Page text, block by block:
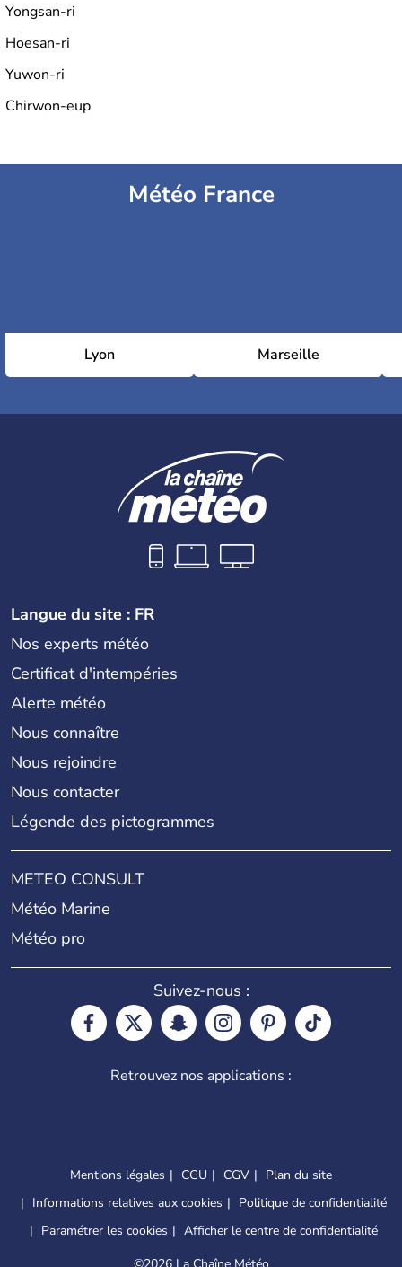
Yongsan-ri
Hoesan-ri
Yuwon-ri
Chirwon-eup
Météo France
Lyon Marseille
Langue du site : FR
Nos experts météo
Certificat d'intempéries
Alerte météo
Nous connaître
Nous rejoindre
Nous contacter
Légende des pictogrammes
METEO CONSULT
Météo Marine
Météo pro
Suivez-nous :
Retrouvez nos applications :
Mentions légales CGU CGV
Plan du site
Informations relatives aux cookies
Politique de confidentialité
Paramétrer les cookies
Afficher le centre de confidentialité